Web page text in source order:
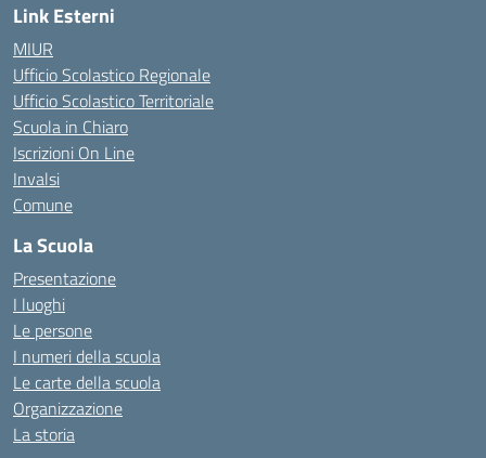
Link Esterni
MIUR
Ufficio Scolastico Regionale
Ufficio Scolastico Territoriale
Scuola in Chiaro
Iscrizioni On Line
Invalsi
Comune
La Scuola
Presentazione
I luoghi
Le persone
I numeri della scuola
Le carte della scuola
Organizzazione
La storia